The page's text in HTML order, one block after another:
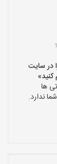
در سایت
ها
ندارد.